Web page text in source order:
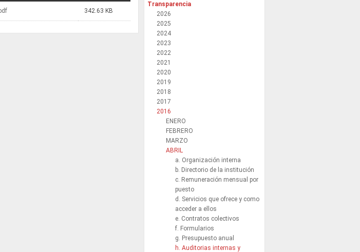
342.63 KB
Transparencia
2026
2025
2024
2023
2022
2021
2020
2019
2018
2017
2016
ENERO
FEBRERO
MARZO
ABRIL
a. Organización interna
b. Directorio de la institución
c. Remuneración mensual por
puesto
d. Servicios que ofrece y como
acceder a ellos
e. Contratos colectivos
f. Formularios
g. Presupuesto anual
h. Auditorias internas y